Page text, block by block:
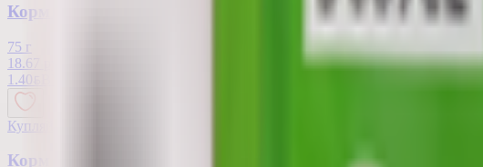
Корм для кошек «Whiskas» паштет из форели
75 г
18.67 руб/кг
1.40
Купляйце Беларускае
Корм для кошек «Whiskas» паштет из кролика